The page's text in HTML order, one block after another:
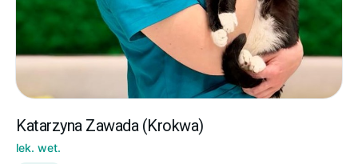
Katarzyna Zawada (Krokwa)
lek. wet.